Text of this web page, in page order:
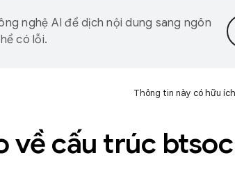
nghệ AI để dịch nội dung sang ngôn
có lỗi.
Thông tin này có hữu
về cấu trúc